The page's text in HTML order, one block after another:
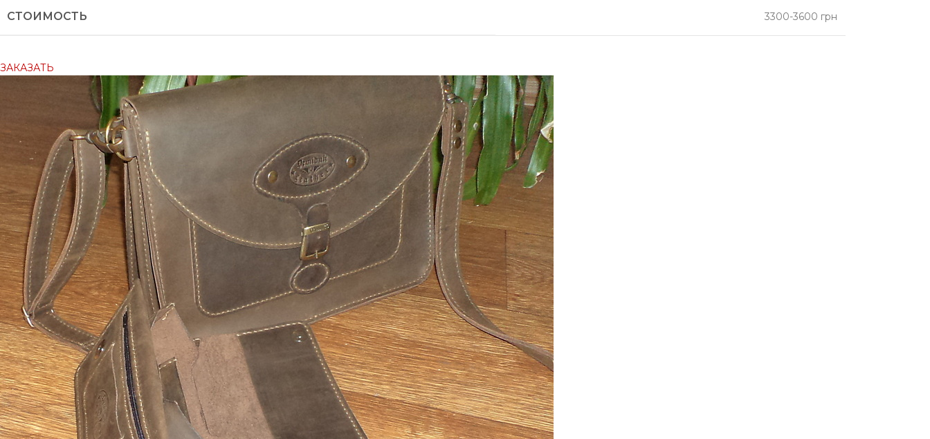
СТОИМОСТЬ 3300-3600 грн
ЗАКАЗАТЬ